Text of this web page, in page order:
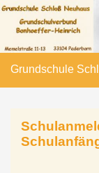
Grundschule